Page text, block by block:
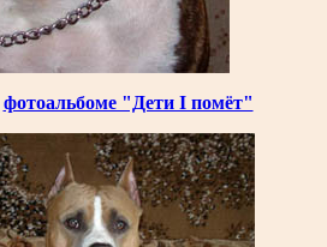
фотоальбоме "Дети I помёт"